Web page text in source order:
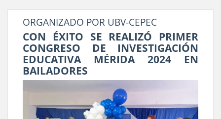
ORGANIZADO POR UBV-CEPEC
CON ÉXITO SE REALIZÓ PRIMER
CONGRESO DE INVESTIGACIÓN
EDUCATIVA MÉRIDA 2024 EN
BAILADORES